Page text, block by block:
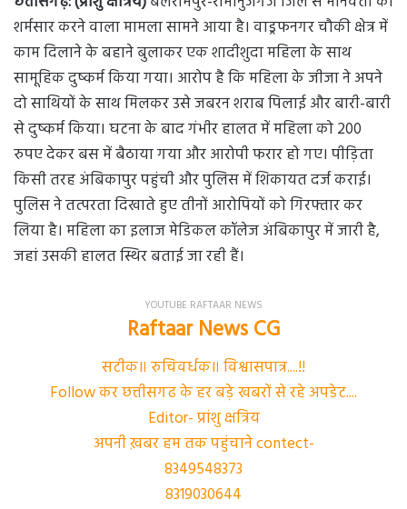
शर्मसार करने वाला मामला सामने आया है। वाड्रफनगर चौकी क्षेत्र में
काम दिलाने के बहाने बुलाकर एक शादीशुदा महिला के साथ
सामूहिक दुष्कर्म किया गया। आरोप है कि महिला के जीजा ने अपने
दो साथियों के साथ मिलकर उसे जबरन शराब पिलाई और बारी-बारी
से दुष्कर्म किया। घटना के बाद गंभीर हालत में महिला को 200
रुपए देकर बस में बैठाया गया और आरोपी फरार हो गए। पीड़िता
किसी तरह अंबिकापुर पहुंची और पुलिस में शिकायत दर्ज कराई।
पुलिस ने तत्परता दिखाते हुए तीनों आरोपियों को गिरफ्तार कर
लिया है। महिला का इलाज मेडिकल कॉलेज अंबिकापुर में जारी है,
जहां उसकी हालत स्थिर बताई जा रही हैं।
YOUTUBE RAFTAAR NEWS
Raftaar News CG
सटीक॥ रुचिवर्धक॥ विश्वासपात्र....!!
Follow कर छत्तीसगढ के हर बड़े खबरों से रहे अपडेट....
Editor- प्रांशु क्षत्रिय
अपनी ख़बर हम तक पहुंचाने contect-
8349548373
8319030644